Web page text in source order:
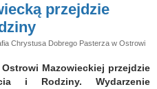
przejdzie
Chrystusa Dobrego Pasterza w Ostrowi
Mazowieckiej przejdzie
i Rodziny. Wydarzenie